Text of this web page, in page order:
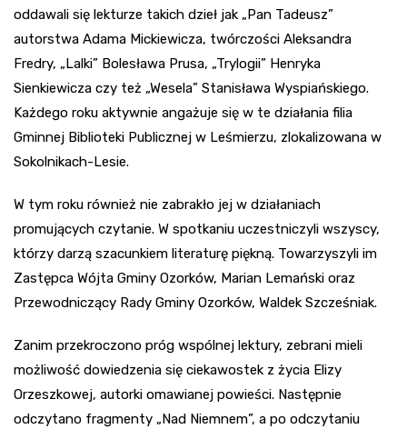
oddawali się lekturze takich dzieł jak „Pan Tadeusz”
autorstwa Adama Mickiewicza, twórczości Aleksandra
Fredry, „Lalki” Bolesława Prusa, „Trylogii” Henryka
Sienkiewicza czy też „Wesela” Stanisława Wyspiańskiego.
Każdego roku aktywnie angażuje się w te działania filia
Gminnej Biblioteki Publicznej w Leśmierzu, zlokalizowana w
Sokolnikach-Lesie.
W tym roku również nie zabrakło jej w działaniach
promujących czytanie. W spotkaniu uczestniczyli wszyscy,
którzy darzą szacunkiem literaturę piękną. Towarzyszyli im
Zastępca Wójta Gminy Ozorków, Marian Lemański oraz
Przewodniczący Rady Gminy Ozorków, Waldek Szcześniak.
Zanim przekroczono próg wspólnej lektury, zebrani mieli
możliwość dowiedzenia się ciekawostek z życia Elizy
Orzeszkowej, autorki omawianej powieści. Następnie
odczytano fragmenty „Nad Niemnem”, a po odczytaniu